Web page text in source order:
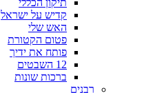
קדיש על ישראל
האש שלי
פטום הקטורת
פותח את ידיך
12 השבטים
ברכות שונות
רבנים